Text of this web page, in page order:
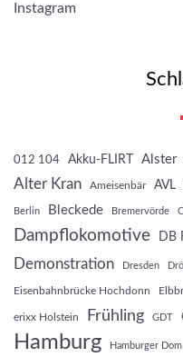
Instagram
012 104 Akku-FLIRT Alster
Alter Kran Ameisenbär AVL
Berlin Bleckede Bremervörde
Dampflokomotive DB
Demonstration Dresden
Eisenbahnbrücke Hochdonn
erixx Holstein Frühling GDT
Hamburg Hamburger Dom